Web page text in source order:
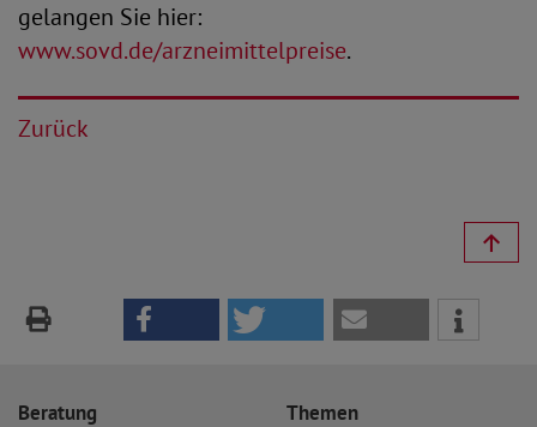
gelangen Sie hier:
www.sovd.de/arzneimittelpreise.
Zurück
Beratung
Themen